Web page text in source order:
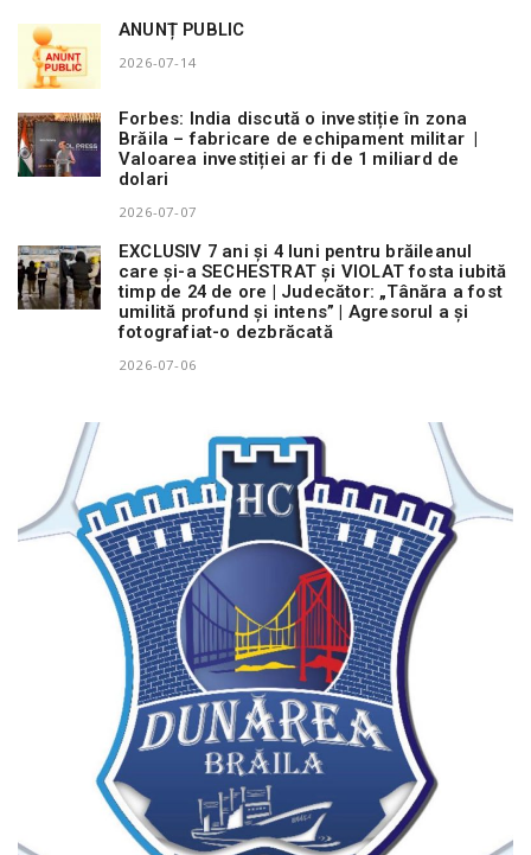
ANUNȚ PUBLIC
2026-07-14
Forbes: India discută o investiție în zona
Brăila – fabricare de echipament militar |
Valoarea investiției ar fi de 1 miliard de
dolari
2026-07-07
EXCLUSIV 7 ani și 4 luni pentru brăileanul
care și-a SECHESTRAT și VIOLAT fosta iubită
timp de 24 de ore | Judecător: „Tânăra a fost
umilită profund și intens” | Agresorul a și
fotografiat-o dezbrăcată
2026-07-06